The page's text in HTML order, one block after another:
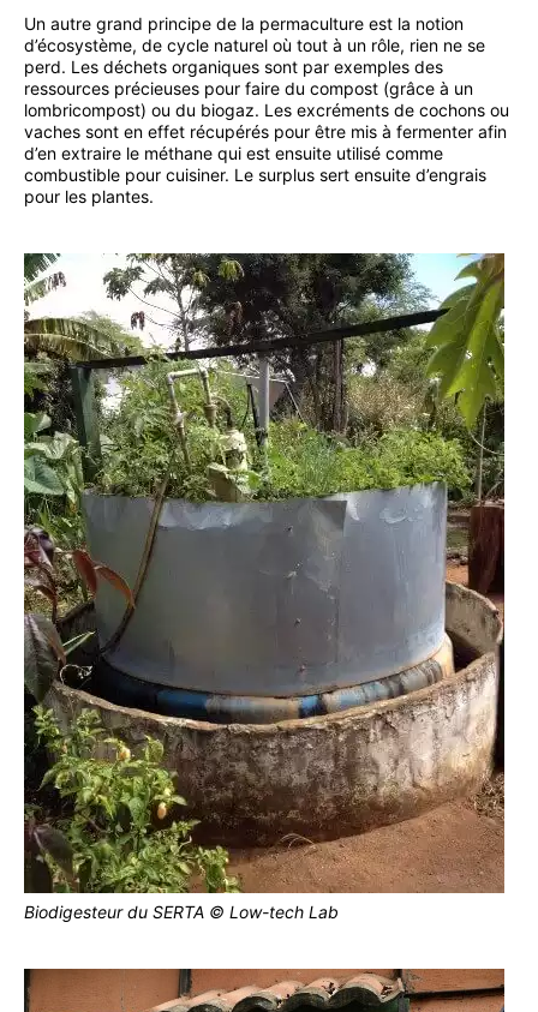
Un autre grand principe de la permaculture est la notion
d’écosystème, de cycle naturel où tout à un rôle, rien ne se
perd. Les déchets organiques sont par exemples des
ressources précieuses pour faire du compost (grâce à un
lombricompost) ou du biogaz. Les excréments de cochons ou
vaches sont en effet récupérés pour être mis à fermenter afin
d’en extraire le méthane qui est ensuite utilisé comme
combustible pour cuisiner. Le surplus sert ensuite d’engrais
pour les plantes.
Biodigesteur du SERTA © Low-tech Lab